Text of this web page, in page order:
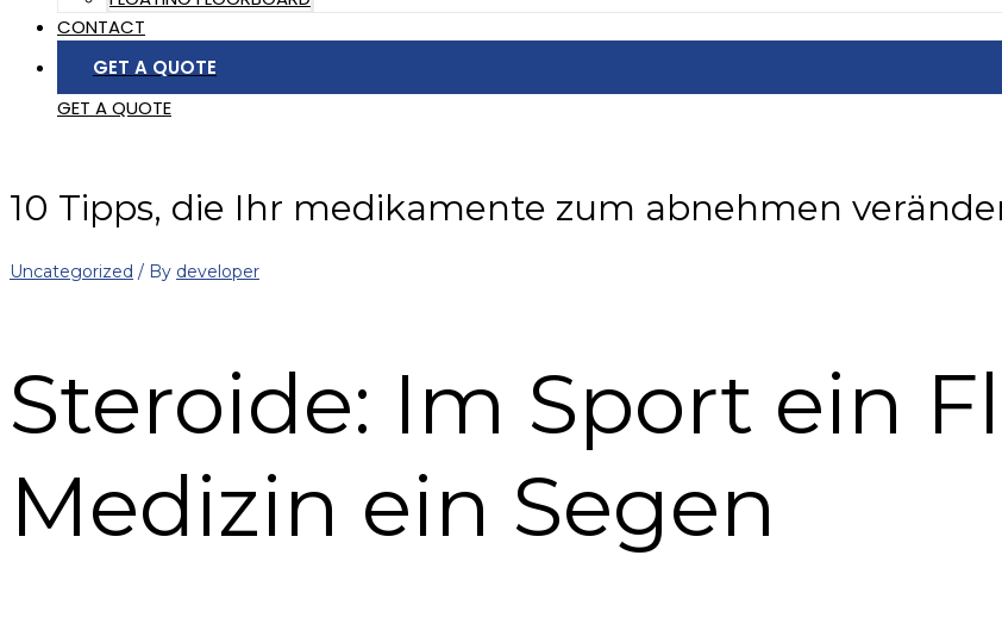
CONTACT
GET A QUOTE
GET A QUOTE
10 Tipps, die Ihr medikamente zum abnehmen
Uncategorized / By developer
Steroide: Im Sport ein
Medizin ein Segen